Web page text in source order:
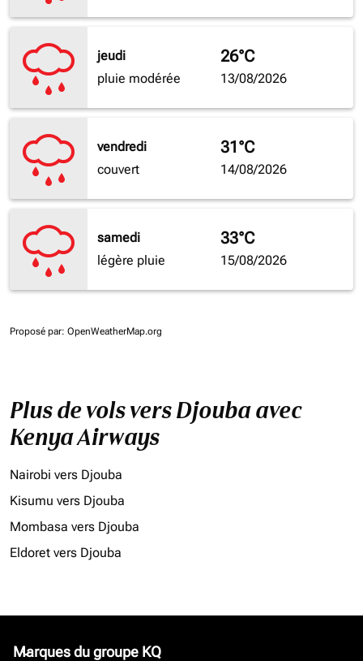
jeudi
pluie modérée
26°C
13/08/2026
vendredi
couvert
31°C
14/08/2026
samedi
légère pluie
33°C
15/08/2026
Proposé par: OpenWeatherMap.org
Plus de vols vers Djouba avec
Kenya Airways
Nairobi vers Djouba
Kisumu vers Djouba
Mombasa vers Djouba
Eldoret vers Djouba
Marques du groupe KQ
keyboard_arrow_down